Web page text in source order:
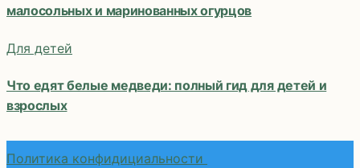
малосольных и маринованных огурцов
Для детей
Что едят белые медведи: полный гид для детей и
взрослых
Политика конфидициальности